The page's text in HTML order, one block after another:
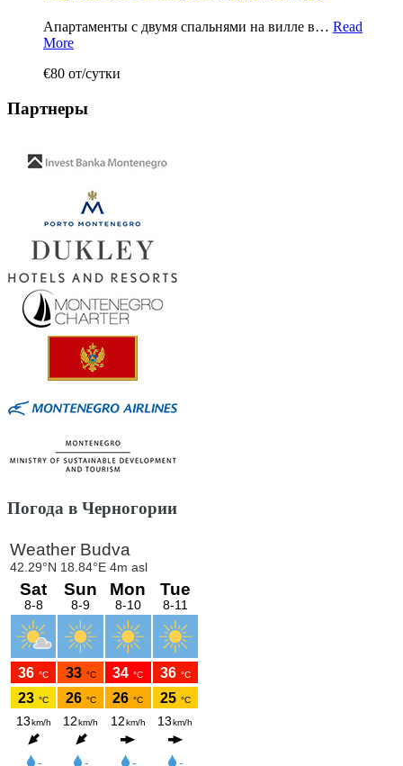
Апартаменты с двумя спальнями на вилле в… Read
More
€80 от/сутки
Партнеры
Погода в Черногории